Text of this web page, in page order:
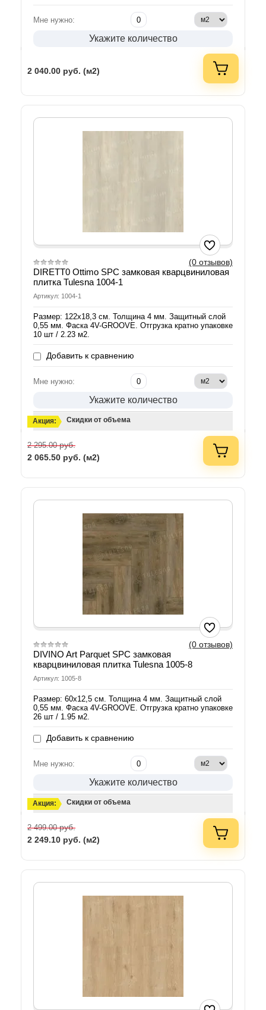
Мне нужно:
Укажите количество
2 040.00 руб. (м2)
(0 отзывов)
DIRETT0 Ottimo SPC замковая кварцвиниловая
плитка Tulesna 1004-1
Артикул: 1004-1
Размер: 122х18,3 см. Толщина 4 мм. Защитный слой
0,55 мм. Фаска 4V-GROOVE. Отгрузка кратно упаковке
10 шт / 2.23 м2.
Добавить к сравнению
Мне нужно:
Укажите количество
Акция: Скидки от объема
2 295.00руб.
2 065.50 руб. (м2)
(0 отзывов)
DIVINO Art Parquet SPC замковая
кварцвиниловая плитка Tulesna 1005-8
Артикул: 1005-8
Размер: 60х12,5 см. Толщина 4 мм. Защитный слой
0,55 мм. Фаска 4V-GROOVE. Отгрузка кратно упаковке
26 шт / 1.95 м2.
Добавить к сравнению
Мне нужно:
Укажите количество
Акция: Скидки от объема
2 499.00руб.
2 249.10 руб. (м2)